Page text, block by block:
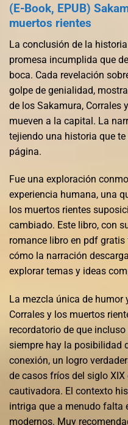
(E-Book, EPUB)
muertos rientes
La conclusión de la
promesa incumplida que
boca. Cada revelación
golpe de genialidad,
de los Sakamura, Corrales
mueven a la capital. La
tejiendo una historia que
página.
Fue una exploración
experiencia humana, una
los muertos rientes
cambiado. Este libro, con
romance libro en pdf
cómo la narración
explorar temas y ideas
La mezcla única de
Corrales y los muertos
recordatorio de que
siempre hay la posibilidad
conexión, un logro
de casos fríos del siglo
cautivadora. El contexto
intriga que a menudo falta
modernos. Muy